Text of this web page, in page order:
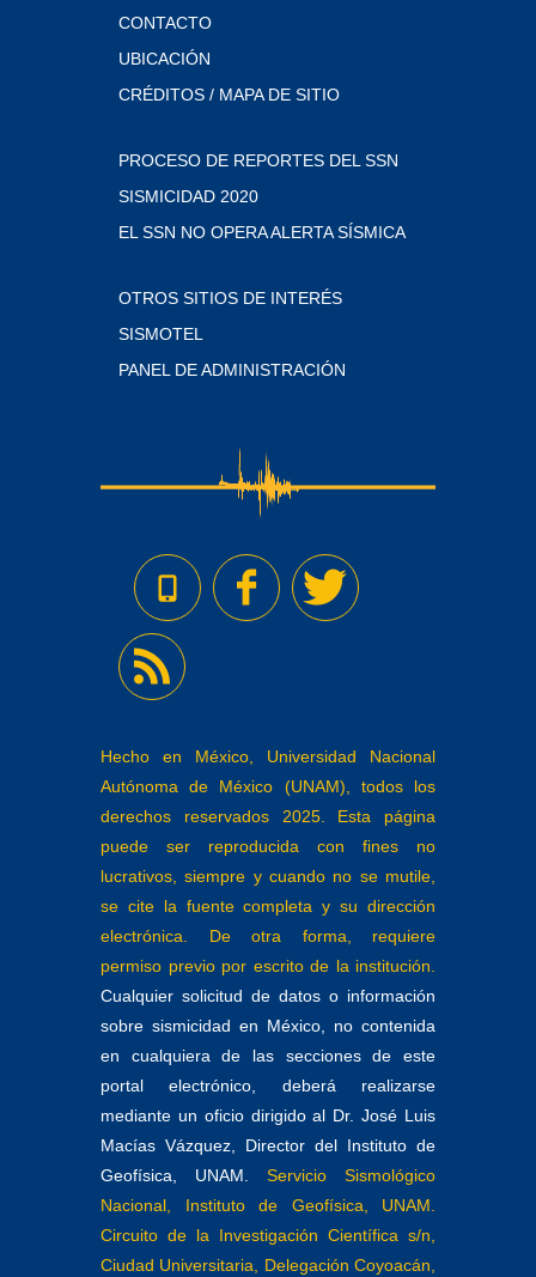
CONTACTO
UBICACIÓN
CRÉDITOS / MAPA DE SITIO
PROCESO DE REPORTES DEL SSN
SISMICIDAD 2020
EL SSN NO OPERA ALERTA SÍSMICA
OTROS SITIOS DE INTERÉS
SISMOTEL
PANEL DE ADMINISTRACIÓN
Hecho en México, Universidad Nacional
Autónoma de México (UNAM), todos los
derechos reservados 2025. Esta página
puede ser reproducida con fines no
lucrativos, siempre y cuando no se mutile,
se cite la fuente completa y su dirección
electrónica. De otra forma, requiere
permiso previo por escrito de la institución.
Cualquier solicitud de datos o información
sobre sismicidad en México, no contenida
en cualquiera de las secciones de este
portal electrónico, deberá realizarse
mediante un oficio dirigido al Dr. José Luis
Macías Vázquez, Director del Instituto de
Geofísica, UNAM.
Servicio Sismológico
Nacional, Instituto de Geofísica, UNAM.
Circuito de la Investigación Científica s/n,
Ciudad Universitaria, Delegación Coyoacán,